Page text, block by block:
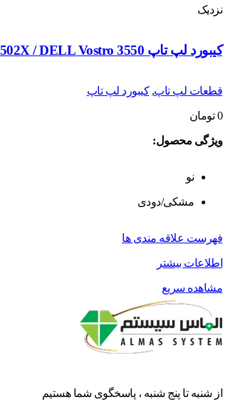
نزدیک
کیبورد لپ تاپ Dell XPS L502X / DELL Vostro 3550
قطعات لپ تاپ,کیبورد لپ تاپ
0 تومان
ویژگی محصول:
نو
مشکی/دودی
فهرست علاقه مندی ها
اطلاعات بیشتر
مشاهده سریع
از شنبه تا پنج شنبه ، پاسخگوی شما هستیم